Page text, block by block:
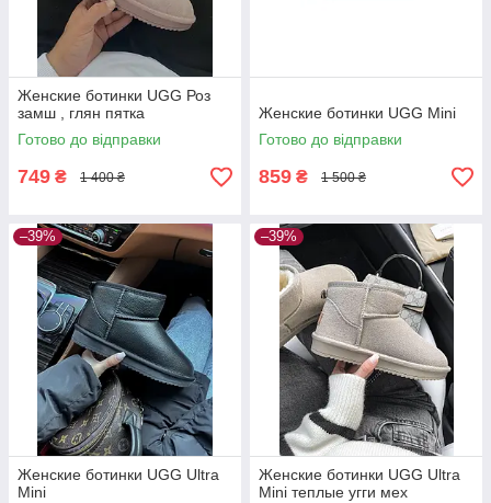
Женские ботинки UGG Роз
замш , глян пятка
Готово до відправки
749 ₴ 1 400 ₴
Женские ботинки UGG Mini
Готово до відправки
859 ₴ 1 500 ₴
–39%
Женские ботинки UGG Ultra
Mini
–39%
Женские ботинки UGG Ultra
Mini теплые угги мех